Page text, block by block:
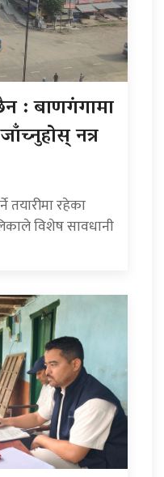
: बाणगंगामा
नत्र
तयारीमा रहेका
विशेष सावधानी